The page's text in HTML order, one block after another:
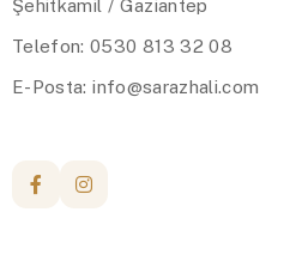
Şehitkamil / Gaziantep
Telefon: 0530 813 32 08
E-Posta:info@sarazhali.com